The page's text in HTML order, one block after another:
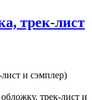
трек-лист
трек-лист и